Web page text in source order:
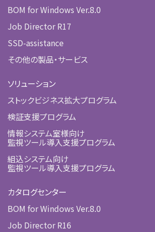
BOM for Windows Ver.8.0
Job Director R17
SSD-assistance
その他の製品・サービス
ソリューション
ストックビジネス拡大プログラム
検証支援プログラム
情報システム室様向け
監視ツール導入支援プログラム
組込システム向け
監視ツール導入支援プログラム
カタログセンター
BOM for Windows Ver.8.0
Job Director R16